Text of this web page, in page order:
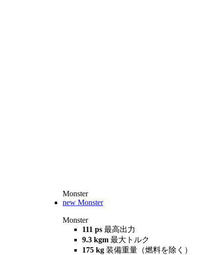
Monster
new Monster
Monster
111 ps 最高出力
9.3 kgm 最大トルク
175 kg 装備重量（燃料を除く）